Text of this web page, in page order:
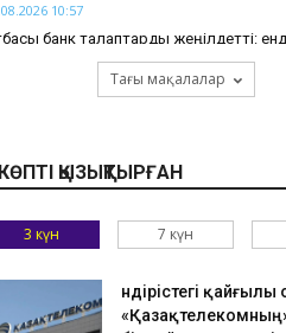
10:57
банк талаптарды жеңілдетті:
де кепілге қоюға болады
қозғалысына шектеу енгізіп
теңіздегі кеме қатынасына қауіп:
алаяққа алданып, 100 миллион
Тағы мақалалар
КӨПТІ ҚЫЗЫҚТЫРҒАН
3 күн 7 күн
Өндірістегі қайғылы